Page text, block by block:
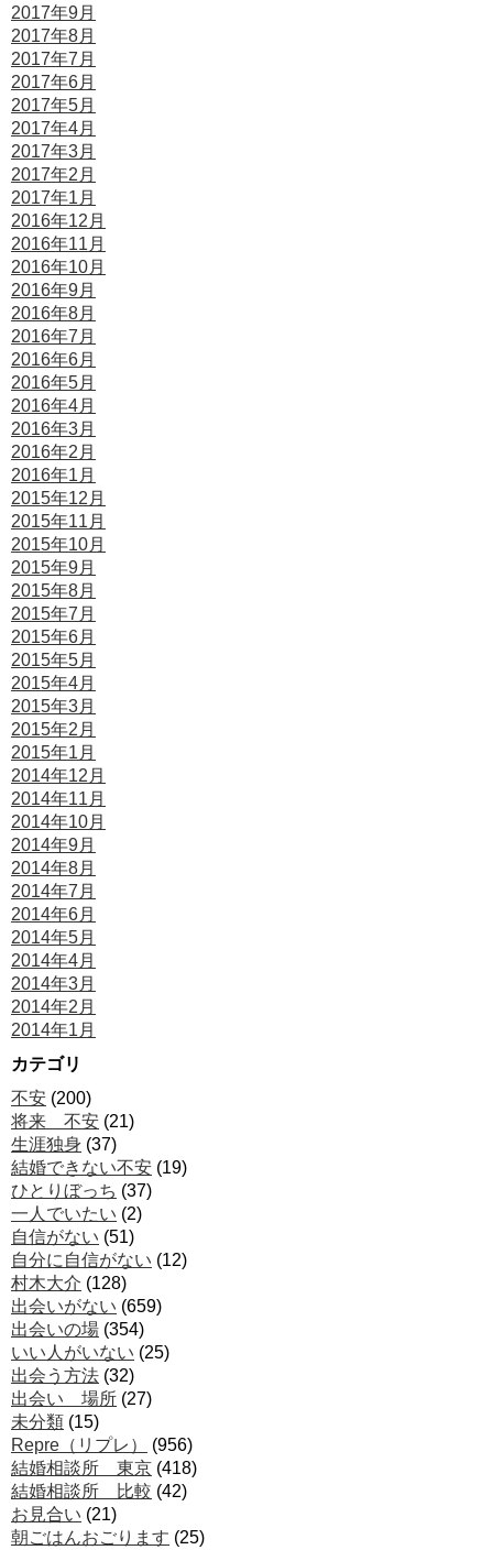
2017年9月
2017年8月
2017年7月
2017年6月
2017年5月
2017年4月
2017年3月
2017年2月
2017年1月
2016年12月
2016年11月
2016年10月
2016年9月
2016年8月
2016年7月
2016年6月
2016年5月
2016年4月
2016年3月
2016年2月
2016年1月
2015年12月
2015年11月
2015年10月
2015年9月
2015年8月
2015年7月
2015年6月
2015年5月
2015年4月
2015年3月
2015年2月
2015年1月
2014年12月
2014年11月
2014年10月
2014年9月
2014年8月
2014年7月
2014年6月
2014年5月
2014年4月
2014年3月
2014年2月
2014年1月
カテゴリ
不安 (200)
将来 不安 (21)
生涯独身 (37)
結婚できない不安 (19)
ひとりぼっち (37)
一人でいたい (2)
自信がない (51)
自分に自信がない (12)
村木大介 (128)
出会いがない (659)
出会いの場 (354)
いい人がいない (25)
出会う方法 (32)
出会い 場所 (27)
未分類 (15)
Repre（リプレ）
(956)
結婚相談所 東京 (418)
結婚相談所 比較 (42)
お見合い (21)
朝ごはんおごります (25)